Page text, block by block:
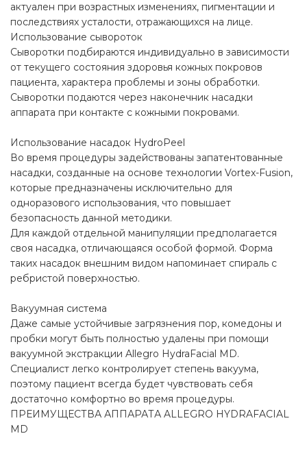
актуален при возрастных изменениях, пигментации и
последствиях усталости, отражающихся на лице.
Использование сывороток
Сыворотки подбираются индивидуально в зависимости
от текущего состояния здоровья кожных покровов
пациента, характера проблемы и зоны обработки.
Сыворотки подаются через наконечник насадки
аппарата при контакте с кожными покровами.
Использование насадок HydroPeel
Во время процедуры задействованы запатентованные
насадки, созданные на основе технологии Vortex-Fusion,
которые предназначены исключительно для
одноразового использования, что повышает
безопасность данной методики.
Для каждой отдельной манипуляции предполагается
своя насадка, отличающаяся особой формой. Форма
таких насадок внешним видом напоминает спираль с
ребристой поверхностью.
Вакуумная система
Даже самые устойчивые загрязнения пор, комедоны и
пробки могут быть полностью удалены при помощи
вакуумной экстракции Allegro HydraFacial MD.
Специалист легко контролирует степень вакуума,
поэтому пациент всегда будет чувствовать себя
достаточно комфортно во время процедуры.
ПРЕИМУЩЕСТВА АППАРАТА ALLEGRO HYDRAFACIAL
MD